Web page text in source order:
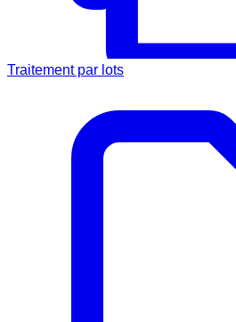
Traitement par lots